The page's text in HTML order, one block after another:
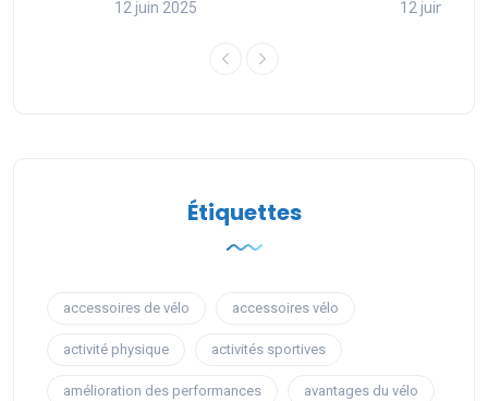
12 juin 2025 12 juin 2025
Étiquettes
accessoires de vélo accessoires vélo
activité physique activités sportives
amélioration des performances avantages du vélo